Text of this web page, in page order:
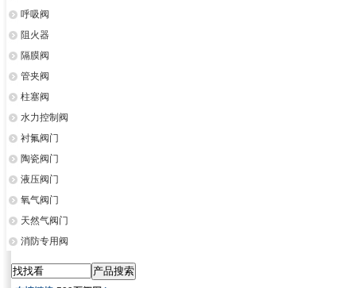
呼吸阀
阻火器
隔膜阀
管夹阀
柱塞阀
水力控制阀
衬氟阀门
陶瓷阀门
液压阀门
氧气阀门
天然气阀门
消防专用阀